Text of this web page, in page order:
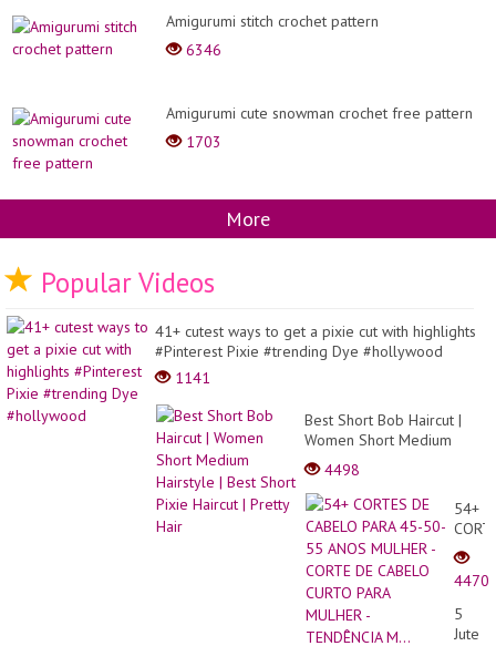
Amigurumi stitch crochet pattern
6346
Amigurumi cute snowman crochet free pattern
1703
More
Popular Videos
41+ cutest ways to get a pixie cut with highlights
#Pinterest Pixie #trending Dye #hollywood
1141
Best Short Bob Haircut |
Women Short Medium
Hairstyle | Best Short Pixie
Haircut | Pretty Hair
4498
54+
DE
PARA
45-
50-
4470
5
Jute